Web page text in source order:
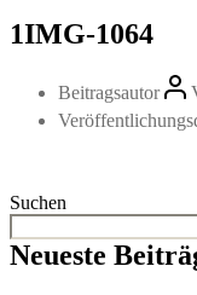
1IMG-1064
Beitragsautor
Suchen
Neueste